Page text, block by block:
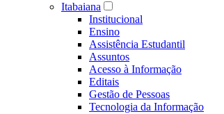
Itabaiana
Institucional
Ensino
Assistência Estudantil
Assuntos
Acesso à Informação
Editais
Gestão de Pessoas
Tecnologia da Informação